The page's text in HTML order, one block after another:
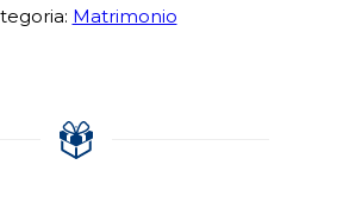
Matrimonio